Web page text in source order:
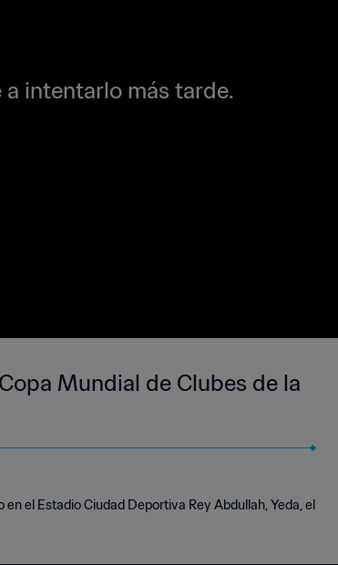
a intentarlo más tarde.
Mundial de Clubes de la
el Estadio Ciudad Deportiva Rey Abdullah, Yeda, el